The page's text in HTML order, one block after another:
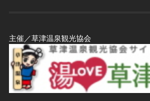
主催／草津温泉観光協会